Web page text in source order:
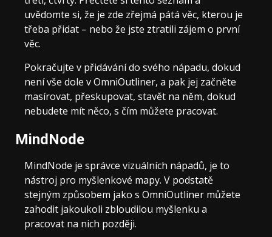
uvědomte si, že je zde zřejmá pátá věc, kterou je
třeba přidat – nebo že jste ztratili zájem o první
věc.
Pokračujte v přidávání do svého nápadu, dokud
není vše dole v OmniOutliner, a pak jej začněte
masírovat, přeskupovat, stavět na něm, dokud
nebudete mít něco, s čím můžete pracovat.
MindNode
MindNode je správce vizuálních nápadů, je to
nástroj pro myšlenkové mapy. V podstatě
stejným způsobem jako s OmniOutliner můžete
zahodit jakoukoli zbloudilou myšlenku a
pracovat na nich později.